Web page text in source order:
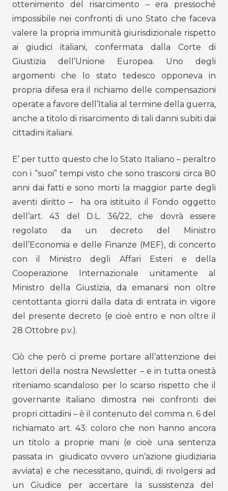
ottenimento del risarcimento – era pressoché
impossibile nei confronti di uno Stato che faceva
valere la propria immunità giurisdizionale rispetto
ai giudici italiani, confermata dalla Corte di
Giustizia dell’Unione Europea. Uno degli
argomenti che lo stato tedesco opponeva in
propria difesa era il richiamo delle compensazioni
operate a favore dell’Italia al termine della guerra,
anche a titolo di risarcimento di tali danni subiti dai
cittadini italiani.
E’ per tutto questo che lo Stato Italiano – peraltro
con i “suoi” tempi visto che sono trascorsi circa 80
anni dai fatti e sono morti la maggior parte degli
aventi diritto – ha ora istituito il Fondo oggetto
dell’art. 43 del D.L. 36/22, che dovrà essere
regolato da un decreto del Ministro
dell’Economia e delle Finanze (MEF), di concerto
con il Ministro degli Affari Esteri e della
Cooperazione Internazionale unitamente al
Ministro della Giustizia, da emanarsi non oltre
centottanta giorni dalla data di entrata in vigore
del presente decreto (e cioè entro e non oltre il
28 Ottobre p.v.).
Ciò che però ci preme portare all’attenzione dei
lettori della nostra Newsletter – e in tutta onestà
riteniamo scandaloso per lo scarso rispetto che il
governante italiano dimostra nei confronti dei
propri cittadini – è il contenuto del comma n. 6 del
richiamato art. 43: coloro che non hanno ancora
un titolo a proprie mani (e cioè una sentenza
passata in giudicato ovvero un’azione giudiziaria
avviata) e che necessitano, quindi, di rivolgersi ad
un Giudice per accertare la sussistenza del